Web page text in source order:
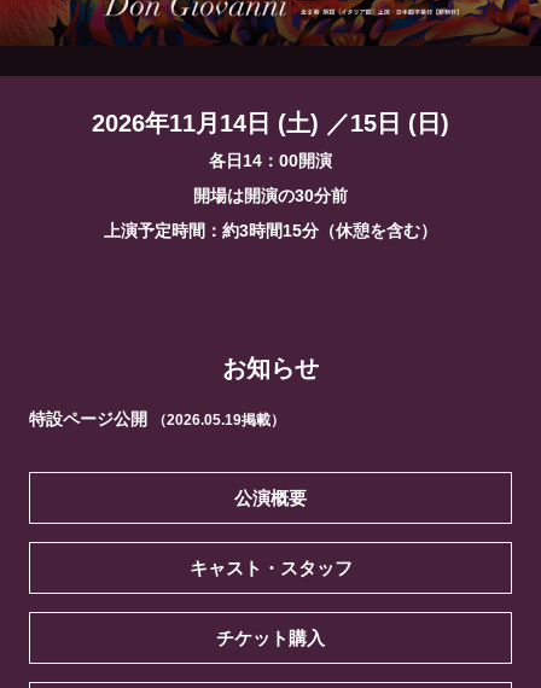
2026年11月14日 (土) ／15日 (日)
各日14：00開演
開場は開演の30分前
上演予定時間：約3時間15分（休憩を含む）
お知らせ
特設ページ公開 （2026.05.19掲載）
公演概要
キャスト・スタッフ
チケット購入